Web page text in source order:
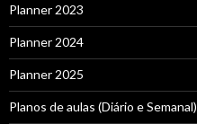
Planner 2023
Planner 2024
Planner 2025
Planos de aulas (Diário e Semanal)